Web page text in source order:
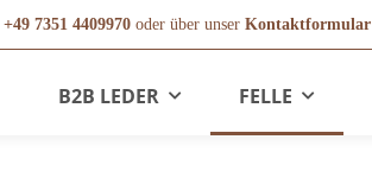
+49 7351 4409970 oder über unser Kontaktformular
B2B LEDER FELLE